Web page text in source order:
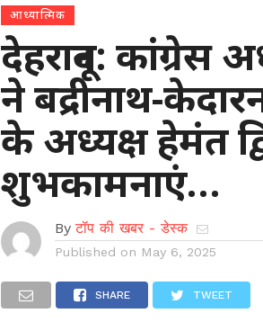
आध्यात्मिक
देहरादून: कांग्रेस
ने बद्रीनाथ-
के अध्यक्ष हेमंत
शुभकामनाएं…
By टॉप की खबर - डेस्क
Published on May 6, 2025
SHARE TWEET